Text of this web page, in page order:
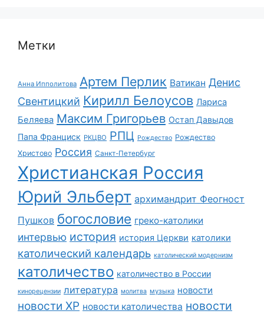
Метки
Анна Ипполитова Артем Перлик Ватикан Денис
Свентицкий Кирилл Белоусов Лариса
Беляева Максим Григорьев Остап Давыдов
Папа Франциск РКЦВО РПЦ Рождество Рождество
Христово Россия Санкт-Петербург
Христианская Россия
Юрий Эльберт архимандрит Феогност
Пушков богословие греко-католики
интервью история история Церкви католики
католический календарь католический модернизм
католичество католичество в России
кинорецензии литература молитва музыка новости
новости ХР новости католичества новости